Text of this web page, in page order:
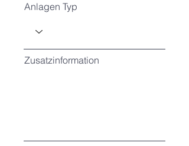
Anlagen Typ
Zusatzinformation